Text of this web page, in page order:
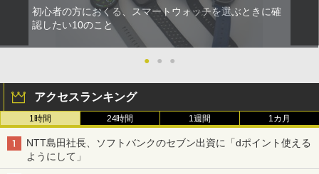
初心者の方におくる、スマートウォッチを選ぶときに確
認したい10のこと
● ● ●
アクセスランキング
1時間 24時間 1週間 1カ月
NTT島田社長、ソフトバンクのセブン出資に「dポイント使える
ようにして」